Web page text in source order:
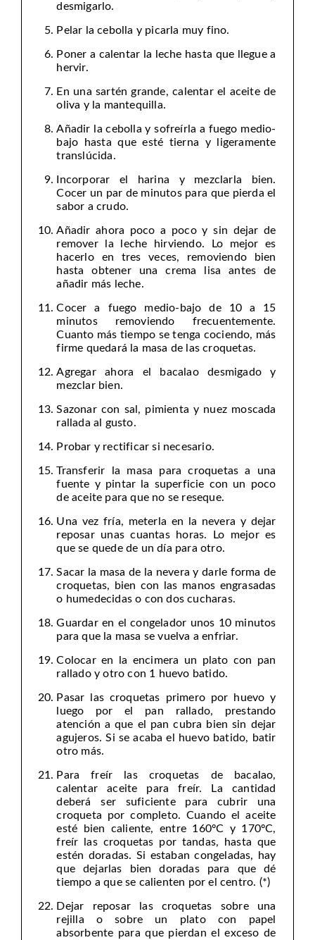
desmigarlo.
Pelar la cebolla y picarla muy fino.
Poner a calentar la leche hasta que llegue a
hervir.
En una sartén grande, calentar el aceite de
oliva y la mantequilla.
Añadir la cebolla y sofreírla a fuego medio-
bajo hasta que esté tierna y ligeramente
translúcida.
Incorporar el harina y mezclarla bien.
Cocer un par de minutos para que pierda el
sabor a crudo.
Añadir ahora poco a poco y sin dejar de
remover la leche hirviendo. Lo mejor es
hacerlo en tres veces, removiendo bien
hasta obtener una crema lisa antes de
añadir más leche.
Cocer a fuego medio-bajo de 10 a 15
minutos removiendo frecuentemente.
Cuanto más tiempo se tenga cociendo, más
firme quedará la masa de las croquetas.
Agregar ahora el bacalao desmigado y
mezclar bien.
Sazonar con sal, pimienta y nuez moscada
rallada al gusto.
Probar y rectificar si necesario.
Transferir la masa para croquetas a una
fuente y pintar la superficie con un poco
de aceite para que no se reseque.
Una vez fría, meterla en la nevera y dejar
reposar unas cuantas horas. Lo mejor es
que se quede de un día para otro.
Sacar la masa de la nevera y darle forma de
croquetas, bien con las manos engrasadas
o humedecidas o con dos cucharas.
Guardar en el congelador unos 10 minutos
para que la masa se vuelva a enfriar.
Colocar en la encimera un plato con pan
rallado y otro con 1 huevo batido.
Pasar las croquetas primero por huevo y
luego por el pan rallado, prestando
atención a que el pan cubra bien sin dejar
agujeros. Si se acaba el huevo batido, batir
otro más.
Para freír las croquetas de bacalao,
calentar aceite para freír. La cantidad
deberá ser suficiente para cubrir una
croqueta por completo. Cuando el aceite
esté bien caliente, entre 160ºC y 170ºC,
freír las croquetas por tandas, hasta que
estén doradas. Si estaban congeladas, hay
que dejarlas bien doradas para que dé
tiempo a que se calienten por el centro. (*)
Dejar reposar las croquetas sobre una
rejilla o sobre un plato con papel
absorbente para que pierdan el exceso de